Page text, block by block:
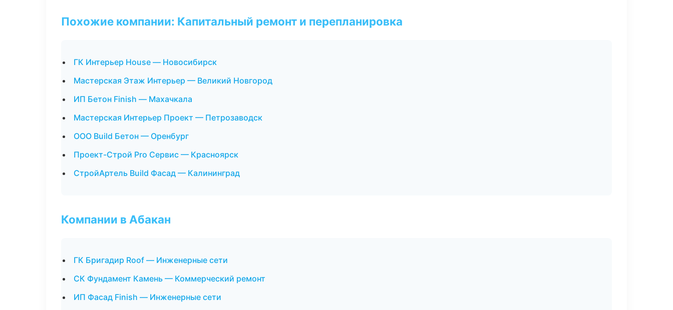
Похожие компании: Капитальный ремонт и перепланировка
ГК Интерьер House — Новосибирск
Мастерская Этаж Интерьер — Великий Новгород
ИП Бетон Finish — Махачкала
Мастерская Интерьер Проект — Петрозаводск
ООО Build Бетон — Оренбург
Проект-Строй Pro Сервис — Красноярск
СтройАртель Build Фасад — Калининград
Компании в Абакан
ГК Бригадир Roof — Инженерные сети
СК Фундамент Камень — Коммерческий ремонт
ИП Фасад Finish — Инженерные сети